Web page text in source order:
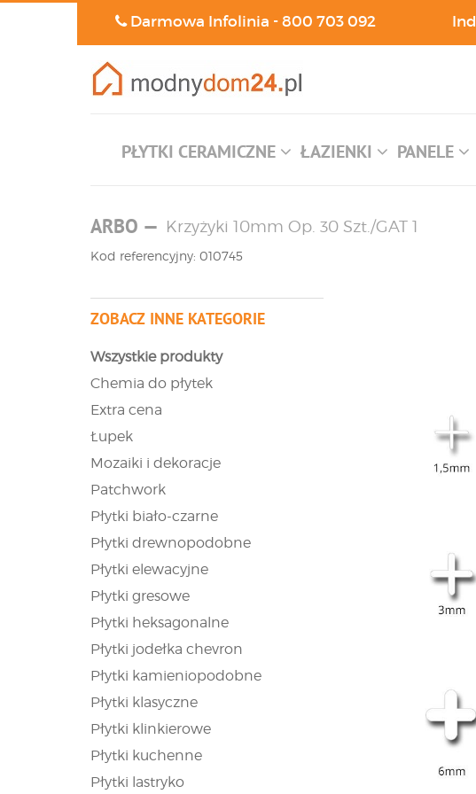
Darmowa Infolinia -800 703 092
PŁYTKI CERAMICZNE ŁAZIENKI PANELE
ARBO — Krzyżyki 10mm Op. 30 Szt./GAT 1
Kod referencyjny: 010745
ZOBACZ INNE KATEGORIE
Wszystkie produkty
Chemia do płytek
Extra cena
Łupek
Mozaiki i dekoracje
Patchwork
Płytki biało-czarne
Płytki drewnopodobne
Płytki elewacyjne
Płytki gresowe
Płytki heksagonalne
Płytki jodełka chevron
Płytki kamieniopodobne
Płytki klasyczne
Płytki klinkierowe
Płytki kuchenne
Płytki lastryko